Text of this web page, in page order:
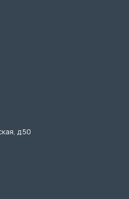
д.50